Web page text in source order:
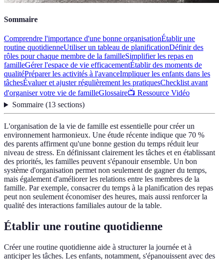
Sommaire
Comprendre l'importance d'une bonne organisationÉtablir une
routine quotidienneUtiliser un tableau de planificationDéfinir des
rôles pour chaque membre de la familleSimplifier les repas en
familleGérer l'espace de vie efficacementÉtablir des moments de
qualitéPréparer les activités à l'avanceImpliquer les enfants dans les
tâchesÉvaluer et ajuster régulièrement les pratiquesChecklist avant
d'organiser votre vie de familleGlossaire📺 Ressource Vidéo
Sommaire(13 sections)
L'organisation de la vie de famille est essentielle pour créer un
environnement harmonieux. Une étude récente indique que 70 %
des parents affirment qu'une bonne gestion du temps réduit leur
niveau de stress. En définissant clairement les tâches et en établissant
des priorités, les familles peuvent s'épanouir ensemble. Un bon
système d'organisation permet non seulement de gagner du temps,
mais également d'améliorer les relations entre les membres de la
famille. Par exemple, consacrer du temps à la planification des repas
peut non seulement économiser des heures, mais aussi renforcer la
qualité des interactions familiales autour de la table.
Établir une routine quotidienne
Créer une routine quotidienne aide à structurer la journée et à
anticiper les tâches. Les enfants, notamment, s'épanouissent avec des